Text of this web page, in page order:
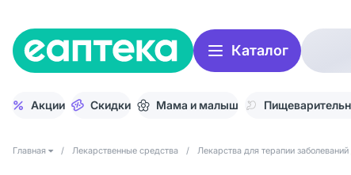
Каталог
Акции Скидки Мама и малыш
Главная / Лекарственные средства / Лекарства для терапии